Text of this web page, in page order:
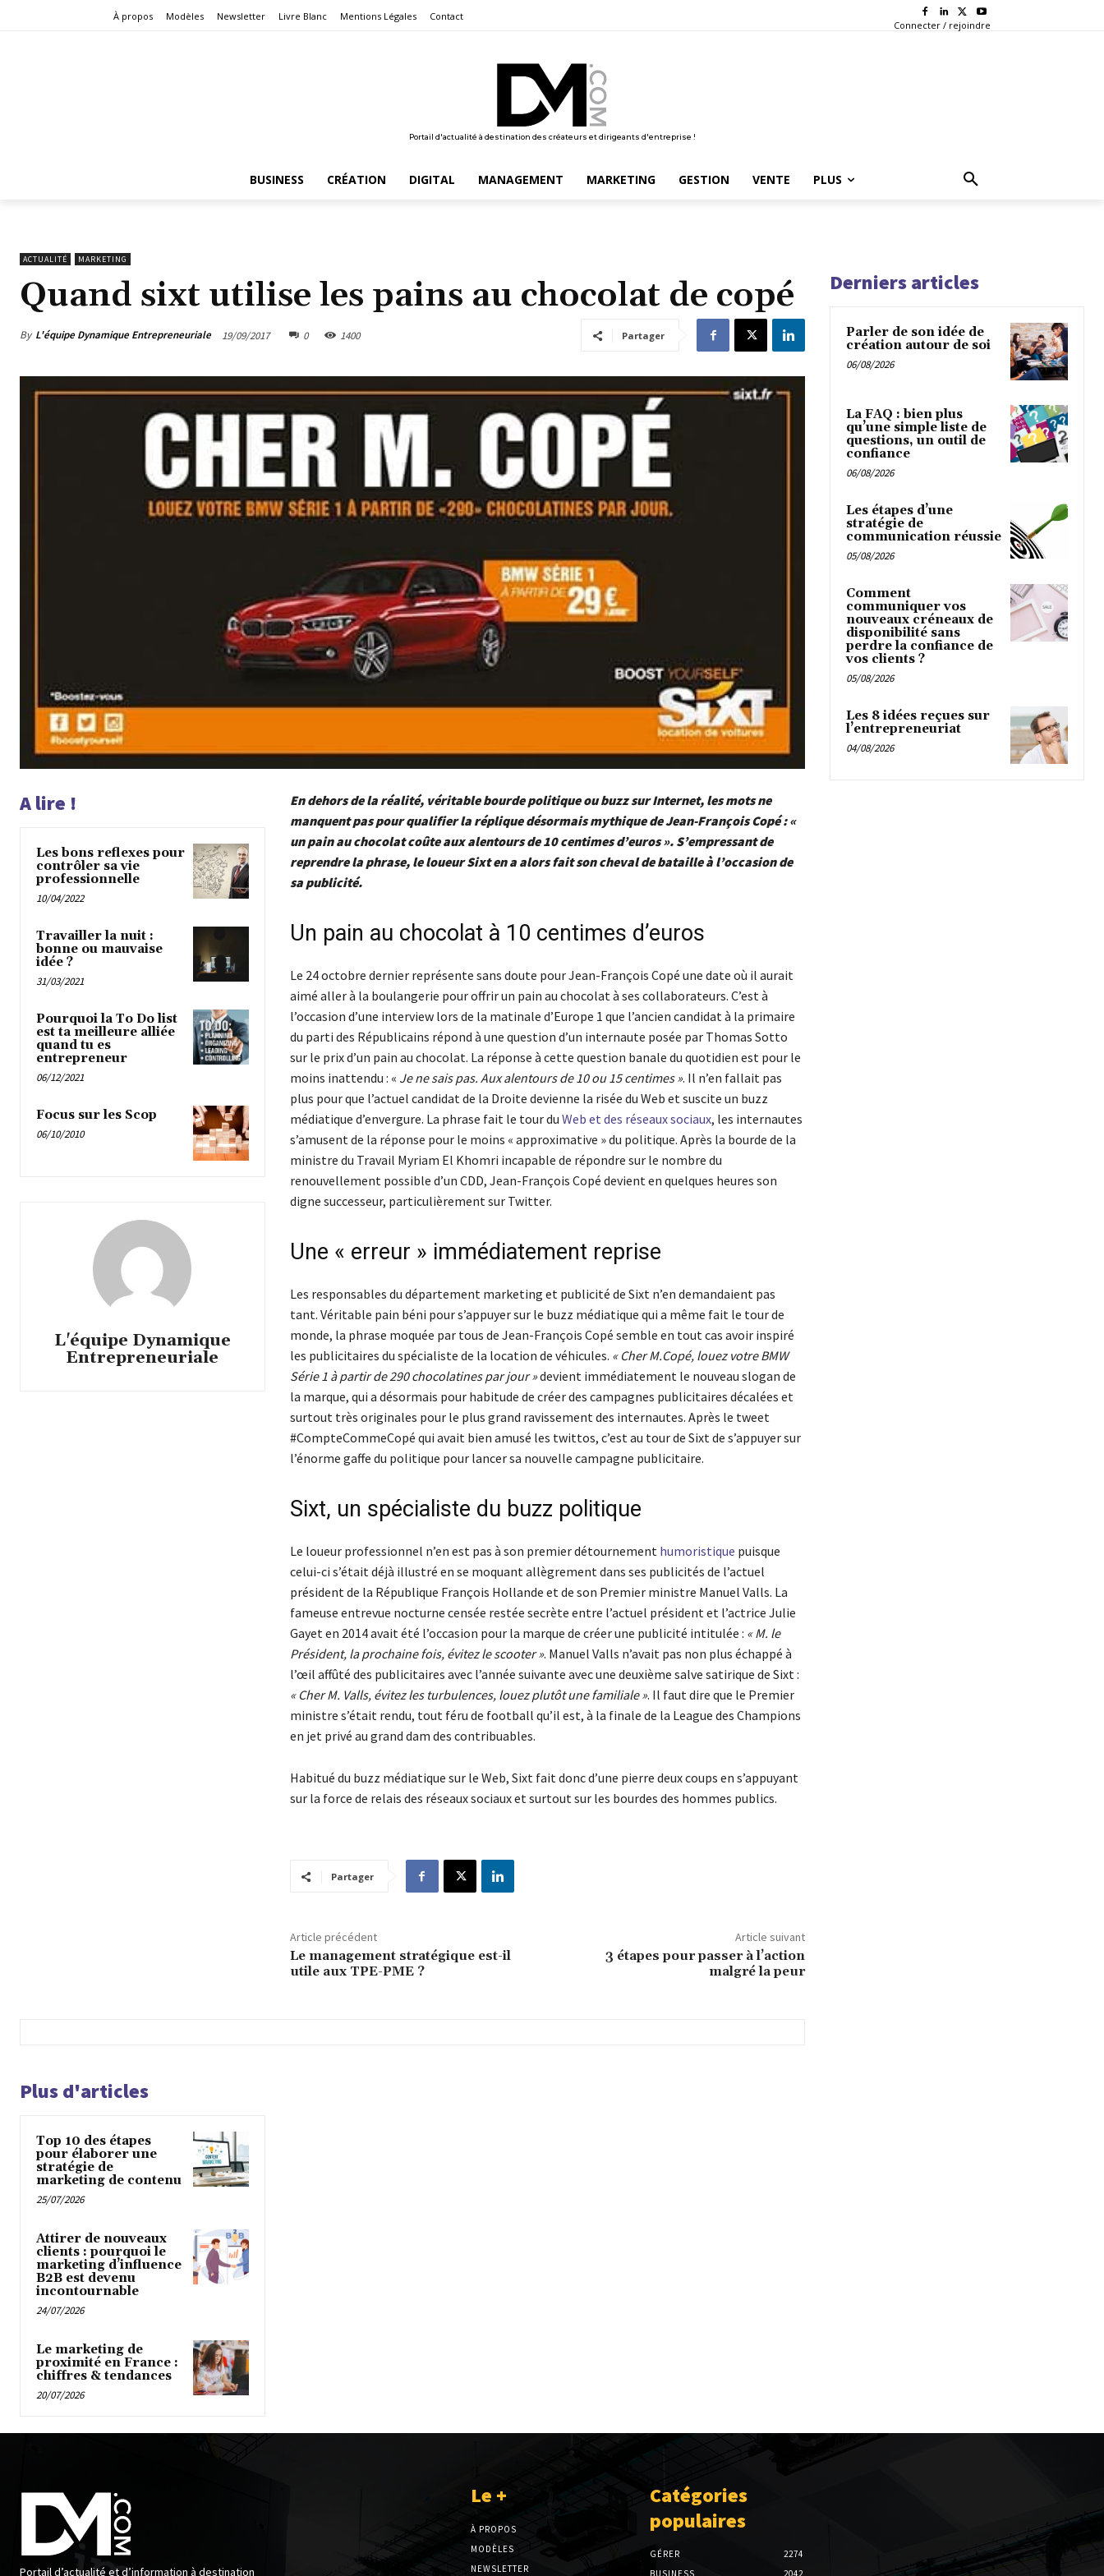
À propos Modèles Newsletter Livre Blanc Mentions Légales Contact
Connecter / rejoindre
Portail d'actualité à destination des créateurs et dirigeants d'entreprise !
BUSINESS CRÉATION DIGITAL MANAGEMENT MARKETING GESTION VENTE PLUS
ACTUALITÉ MARKETING
Quand sixt utilise les pains au chocolat de copé
By L'équipe Dynamique Entrepreneuriale 19/09/2017 0 1400 Partager
A lire !
Les bons reflexes pour
contrôler sa vie
professionnelle
10/04/2022
Travailler la nuit :
bonne ou mauvaise
idée ?
31/03/2021
Pourquoi la To Do list
est ta meilleure alliée
quand tu es
entrepreneur
06/12/2021
Focus sur les Scop
06/10/2010
L'équipe Dynamique
Entrepreneuriale
En dehors de la réalité, véritable bourde politique ou buzz sur Internet, les mots ne
manquent pas pour qualifier la réplique désormais mythique de Jean-François Copé : «
un pain au chocolat coûte aux alentours de 10 centimes d’euros ». S’empressant de
reprendre la phrase, le loueur Sixt en a alors fait son cheval de bataille à l’occasion de
sa publicité.
Un pain au chocolat à 10 centimes d’euros
Le 24 octobre dernier représente sans doute pour Jean-François Copé une date où il aurait
aimé aller à la boulangerie pour offrir un pain au chocolat à ses collaborateurs. C’est à
l’occasion d’une interview lors de la matinale d’Europe 1 que l’ancien candidat à la primaire
du parti des Républicains répond à une question d’un internaute posée par Thomas Sotto
sur le prix d’un pain au chocolat. La réponse à cette question banale du quotidien est pour le
moins inattendu : « Je ne sais pas. Aux alentours de 10 ou 15 centimes ». Il n’en fallait pas
plus pour que l’actuel candidat de la Droite devienne la risée du Web et suscite un buzz
médiatique d’envergure. La phrase fait le tour du Web et des réseaux sociaux, les internautes
s’amusent de la réponse pour le moins « approximative » du politique. Après la bourde de la
ministre du Travail Myriam El Khomri incapable de répondre sur le nombre du
renouvellement possible d’un CDD, Jean-François Copé devient en quelques heures son
digne successeur, particulièrement sur Twitter.
Une « erreur » immédiatement reprise
Les responsables du département marketing et publicité de Sixt n’en demandaient pas
tant. Véritable pain béni pour s’appuyer sur le buzz médiatique qui a même fait le tour de
monde, la phrase moquée par tous de Jean-François Copé semble en tout cas avoir inspiré
les publicitaires du spécialiste de la location de véhicules. « Cher M.Copé, louez votre BMW
Série 1 à partir de 290 chocolatines par jour »devient immédiatement le nouveau slogan de
la marque, qui a désormais pour habitude de créer des campagnes publicitaires décalées et
surtout très originales pour le plus grand ravissement des internautes. Après le tweet
#CompteCommeCopé qui avait bien amusé les twittos, c’est au tour de Sixt de s’appuyer sur
l’énorme gaffe du politique pour lancer sa nouvelle campagne publicitaire.
Sixt, un spécialiste du buzz politique
Le loueur professionnel n’en est pas à son premier détournement humoristique puisque
celui-ci s’était déjà illustré en se moquant allègrement dans ses publicités de l’actuel
président de la République François Hollande et de son Premier ministre Manuel Valls. La
fameuse entrevue nocturne censée restée secrète entre l’actuel président et l’actrice Julie
Gayet en 2014 avait été l’occasion pour la marque de créer une publicité intitulée : « M. le
Président, la prochaine fois, évitez le scooter ». Manuel Valls n’avait pas non plus échappé à
l’œil affûté des publicitaires avec l’année suivante avec une deuxième salve satirique de Sixt :
« Cher M. Valls, évitez les turbulences, louez plutôt une familiale ». Il faut dire que le Premier
ministre s’était rendu, tout féru de football qu’il est, à la finale de la League des Champions
en jet privé au grand dam des contribuables.
Habitué du buzz médiatique sur le Web, Sixt fait donc d’une pierre deux coups en s’appuyant
sur la force de relais des réseaux sociaux et surtout sur les bourdes des hommes publics.
Partager
Article précédent
Le management stratégique est-il
utile aux TPE-PME ?
Article suivant
3 étapes pour passer à l’action
malgré la peur
Plus d'articles
Top 10 des étapes
pour élaborer une
stratégie de
marketing de contenu
25/07/2026
Attirer de nouveaux
clients : pourquoi le
marketing d’influence
B2B est devenu
incontournable
24/07/2026
Le marketing de
proximité en France :
chiffres & tendances
20/07/2026
Derniers articles
Parler de son idée de
création autour de soi
06/08/2026
La FAQ : bien plus
qu’une simple liste de
questions, un outil de
confiance
06/08/2026
Les étapes d’une
stratégie de
communication réussie
05/08/2026
Comment
communiquer vos
nouveaux créneaux de
disponibilité sans
perdre la confiance de
vos clients ?
05/08/2026
Les 8 idées reçues sur
l’entrepreneuriat
04/08/2026
Portail d’actualité et d’information à destination
Le +
À PROPOS
MODÈLES
NEWSLETTER
Catégories
populaires
GÉRER
2274
BUSINESS
2042